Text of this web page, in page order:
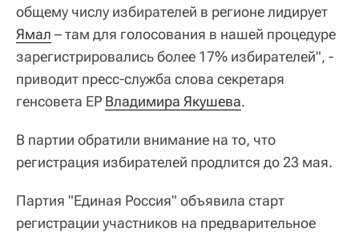
общему числу избирателей в регионе лидирует
Ямал – там для голосования в нашей процедуре
зарегистрировались более 17% избирателей", -
приводит пресс-служба слова секретаря
генсовета ЕР Владимира Якушева.
В партии обратили внимание на то, что
регистрация избирателей продлится до 23 мая.
Партия "Единая Россия" объявила старт
регистрации участников на предварительное